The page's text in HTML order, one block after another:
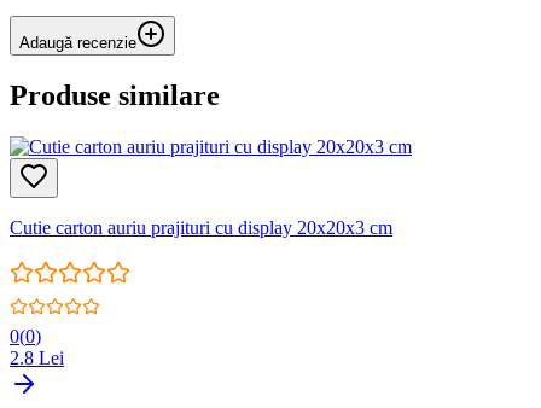
Adaugă recenzie
Produse similare
Cutie carton auriu prajituri cu display 20x20x3 cm
0(0)
2.8 Lei